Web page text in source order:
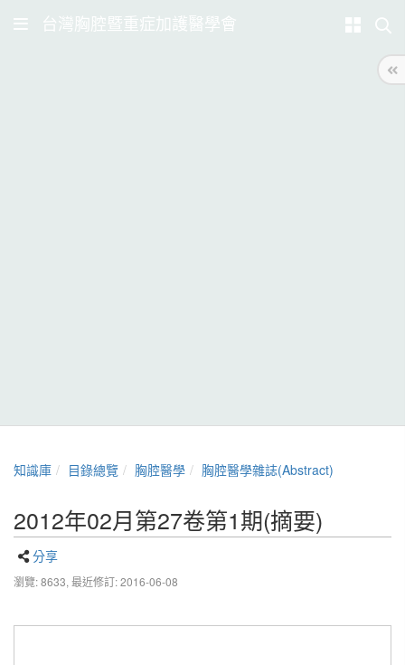
台灣胸腔暨重症加護醫學會
知識庫 目錄總覽 胸腔醫學 胸腔醫學雜誌(Abstract)
2012年02月第27卷第1期(摘要)
分享
瀏覽: 8633, 最近修訂: 2016-06-08